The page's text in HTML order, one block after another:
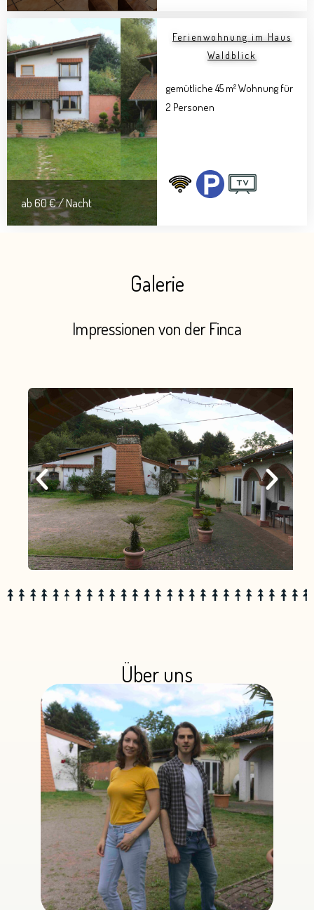
ab 60 € / Nacht
Ferienwohnung im Haus
Waldblick
gemütliche 45 m² Wohnung für
2 Personen
Galerie
Impressionen von der Finca
Über uns